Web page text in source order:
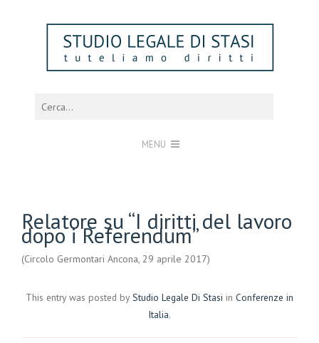
MENU
Relatore su “I diritti del lavoro
dopo i Referendum”
(Circolo Germontari Ancona, 29 aprile 2017)
This entry was posted by Studio Legale Di Stasi in Conferenze in
Italia.